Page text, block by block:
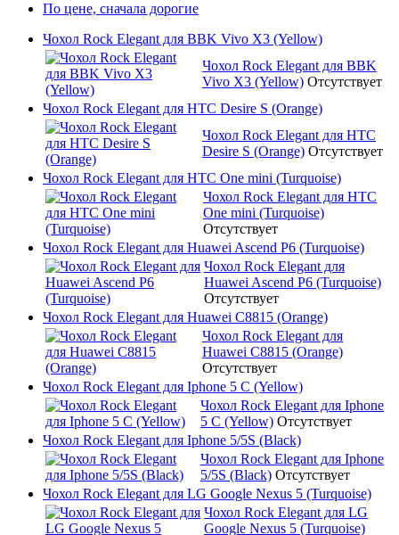
По цене, сначала дорогие
Чохол Rock Elegant для BBK Vivo X3 (Yellow)
Чохол Rock Elegant для BBK
Vivo X3 (Yellow) Отсутствует
Чохол Rock Elegant для HTC Desire S (Orange)
Чохол Rock Elegant для HTC
Desire S (Orange) Отсутствует
Чохол Rock Elegant для HTC One mini (Turquoise)
Чохол Rock Elegant для HTC
One mini (Turquoise)
Отсутствует
Чохол Rock Elegant для Huawei Ascend P6 (Turquoise)
Чохол Rock Elegant для
Huawei Ascend P6 (Turquoise)
Отсутствует
Чохол Rock Elegant для Huawei C8815 (Orange)
Чохол Rock Elegant для
Huawei C8815 (Orange)
Отсутствует
Чохол Rock Elegant для Iphone 5 C (Yellow)
Чохол Rock Elegant для Iphone
5 C (Yellow) Отсутствует
Чохол Rock Elegant для Iphone 5/5S (Black)
Чохол Rock Elegant для Iphone
5/5S (Black) Отсутствует
Чохол Rock Elegant для LG Google Nexus 5 (Turquoise)
Чохол Rock Elegant для LG
Google Nexus 5 (Turquoise)